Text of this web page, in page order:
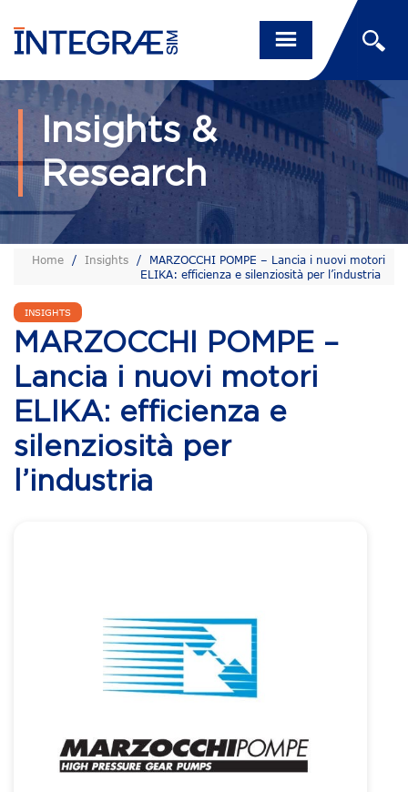
Insights &
Research
Home / Insights /
MARZOCCHI POMPE – Lancia i nuovi motori
ELIKA: efficienza e silenziosità per l’industria
INSIGHTS
MARZOCCHI POMPE –
Lancia i nuovi motori
ELIKA: efficienza e
silenziosità per
l’industria